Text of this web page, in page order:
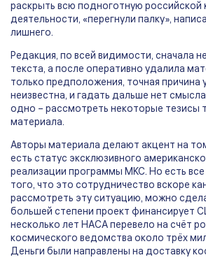
раскрыть всю подноготную российской
деятельности, «перегнули палку»,
лишнего.
Редакция, по всей видимости, сначала
текста, а после оперативно удалила
только предположения, точная причина
неизвестна, и гадать дальше нет
одно – рассмотреть некоторые тезисы
материала.
Авторы материала делают акцент на
есть статус эксклюзивного
реализации программы МКС. Но есть
того, что это сотрудничество вскоре
рассмотреть эту ситуацию, можно
большей степени проект финансирует
несколько лет НАСА перевело на счёт
космического ведомства около трёх
Деньги были направлены на доставку